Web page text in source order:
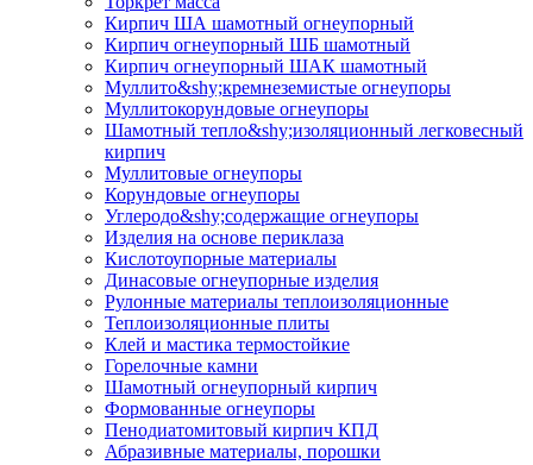
Кирпич ША шамотный огнеупорный
Кирпич огнеупорный ШБ шамотный
Кирпич огнеупорный ШАК шамотный
Муллито&shy;­кремнеземистые огнеупоры
Муллито­корундовые огнеупоры
Шамотный тепло&shy;изоляционный легковесный
кирпич
Муллитовые огнеупоры
Корундовые огнеупоры
Углеродо&shy;содержащие огнеупоры
Изделия на основе периклаза
Кислотоупорные материалы
Динасовые огнеупорные изделия
Рулонные материалы теплоизоляционные
Тепло­изоляционные плиты
Клей и мастика термостойкие
Горелочные камни
Шамотный огнеупорный кирпич
Формованные огнеупоры
Пенодиатомитовый кирпич КПД
Абразивные материалы, порошки